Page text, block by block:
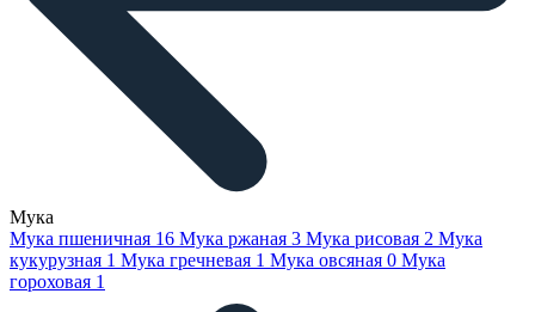
Мука
Мука пшеничная 16 Мука ржаная 3 Мука рисовая 2 Мука
кукурузная 1 Мука гречневая 1 Мука овсяная 0 Мука
гороховая 1